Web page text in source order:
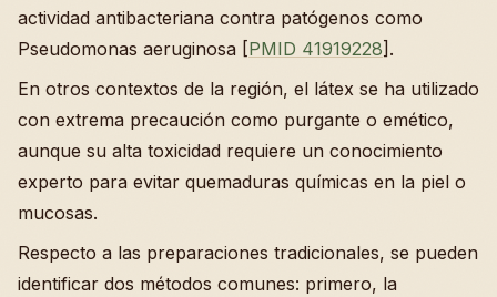
actividad antibacteriana contra patógenos como
Pseudomonas aeruginosa [PMID 41919228].
En otros contextos de la región, el látex se ha utilizado
con extrema precaución como purgante o emético,
aunque su alta toxicidad requiere un conocimiento
experto para evitar quemaduras químicas en la piel o
mucosas.
Respecto a las preparaciones tradicionales, se pueden
identificar dos métodos comunes: primero, la